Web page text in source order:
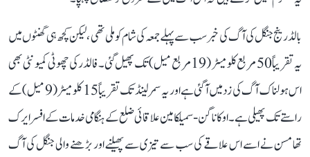
بالڈ رینج جنگل کی آگ کی خبر سب سے پہلے جمعہ کی شام کو ملی تھی، لیکن کچھ ہی گھنٹوں میں
یہ تقریباً 50 مربع کلومیٹر (19 مربع میل) تک پھیل گئی۔ فالڈر کی چھوٹی کمیونٹی بھی
اس ہولناک آگ کی زد میں آ گئی ہے اور یہ سمرلینڈ تک تقریباً 15 کلومیٹر (9 میل) کے
راستے تک پھیلی ہے۔ اوکاناگن-سمیلکامین علاقائی ضلع کے ہنگامی خدمات کے افسر ایرک
تھامسن نے اسے اس علاقے کی سب سے تیزی سے پھیلنے اور بڑھنے والی جنگل کی آگ